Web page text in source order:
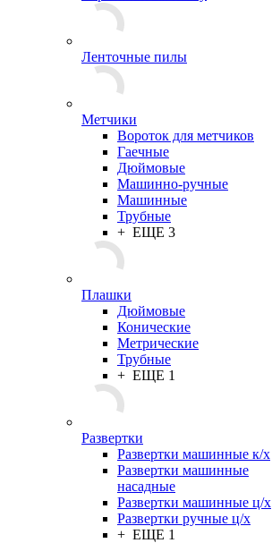
Ленточные пилы
Метчики
Вороток для метчиков
Гаечные
Дюймовые
Машинно-ручные
Машинные
Трубные
+ ЕЩЕ 3
Плашки
Дюймовые
Конические
Метрические
Трубные
+ ЕЩЕ 1
Развертки
Развертки машинные к/х
Развертки машинные
насадные
Развертки машинные ц/х
Развертки ручные ц/х
+ ЕЩЕ 1